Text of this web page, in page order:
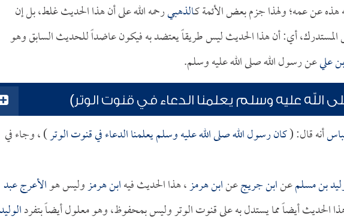
هذه عن عمه؛ ولهذا جزم بعض الأئمة كـالذهبيرحمه الله على أن هذا الحديث غلط، بل إن
المستدرك، أي: أن هذا الحديث ليس طريقاً يعتضد به فيكون عاضداً للحديث السابق وهو
عليعن رسول الله صلى الله عليه وسلم.
عليه وسلم يعلمنا الدعاء في قنوت الوتر)
أنه قال: (كان رسول الله صلى الله عليه وسلم يعلمنا الدعاء في قنوت الوتر) ، وجاء في
بن مسلمعنابن جريجعنابن هرمز، هذا الحديث فيهابن هرمزوليس هوالأعرج عبد
هذا الحديث أيضاً مما يستدل به على قنوت الوتر وليس بمحفوظ، وهو معلول أيضاً بتفردالوليد